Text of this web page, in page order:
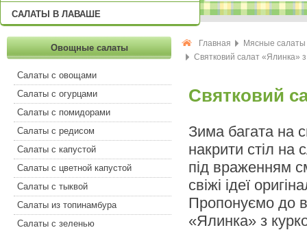
САЛАТЫ В ЛАВАШЕ
Овощные салаты
Салаты с овощами
Салаты с огурцами
Салаты с помидорами
Салаты с редисом
Салаты с капустой
Салаты с цветной капустой
Салаты с тыквой
Салаты из топинамбура
Салаты с зеленью
Главная
Мясные салаты
Святковий салат «Ялинка» з
Святковий
Зима багата на
накрити стіл на
під враженням
свіжі ідеї
Пропонуємо до
«Ялинка» з